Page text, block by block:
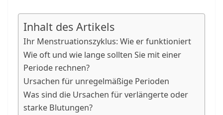
Inhalt des Artikels
Ihr Menstruationszyklus: Wie er funktioniert
Wie oft und wie lange sollten Sie mit einer
Periode rechnen?
Ursachen für unregelmäßige Perioden
Was sind die Ursachen für verlängerte oder
starke Blutungen?